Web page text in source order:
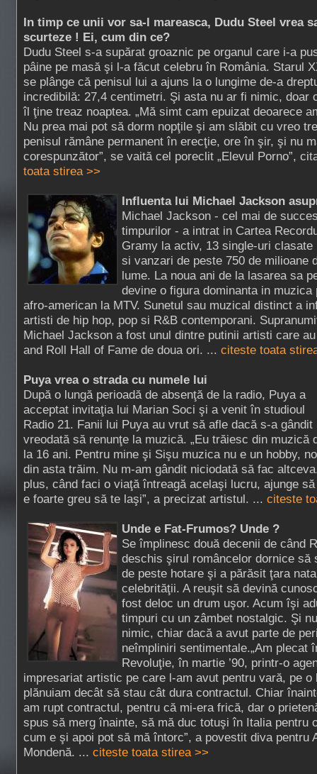
In timp ce unii vor sa-l mareasca, Dudu Steel vrea
scurteze ! Ei, cum din ce?
Dudu Steel s-a supărat groaznic pe organul care i-a
pâine pe masă şi l-a făcut celebru în România. Starul
se plânge că penisul lui a ajuns la o lungime de-a
incredibilă: 27,4 centimetri. Şi asta nu ar fi nimic, doar
îl ţine treaz noaptea. „Mă simt cam epuizat deoarece
Nu prea mai pot să dorm nopţile şi am slăbit cu vreo
penisul rămâne permanent în erecţie, ore în şir, şi nu
corespunzător”, se vaită cel poreclit „Elevul Porno”,
toata stirea >>
Influenta lui Michael Jackson
Michael Jackson - cel mai de
timpurilor - a intrat in Cartea
Gramy la activ, 13 single-uri
si vanzari de peste 750 de milioane
lume. La noua ani de la lasarea sa
devine o figura dominanta in
afro-american la MTV. Sunetul sau muzical distinct a
artisti de hip hop, pop si R&B contemporani.
Michael Jackson a fost unul dintre putinii artisti care
and Roll Hall of Fame de doua ori. ... citeste toata
Puya vrea o strada cu numele lui
După o lungă perioadă de absenţă de la radio, Puya a
acceptat invitaţia lui Marian Soci şi a venit în studioul
Radio 21. Fanii lui Puya au vrut să afle dacă s-a gândit
vreodată să renunţe la muzică. „Eu trăiesc din muzică
la 16 ani. Pentru mine şi Sişu muzica nu e un hobby,
din asta trăim. Nu m-am gândit niciodată să fac
plus, când faci o viaţă întreagă acelaşi lucru, ajunge
e foarte greu să te laşi”, a precizat artistul. ... citeste
Unde e Fat-Frumos? Unde ?
Se împlinesc două decenii de când
deschis şirul româncelor dornice să
de peste hotare şi a părăsit ţara
celebrităţii. A reuşit să devină
fost deloc un drum uşor. Acum îşi
timpuri cu un zâmbet nostalgic. Şi
nimic, chiar dacă a avut parte de
neîmpliniri sentimentale.„Am plecat
Revoluţie, în martie ’90, printr-o
impresariat artistic pe care l-am avut pentru vară, pe o
plănuiam decât să stau cât dura contractul. Chiar
am rupt contractul, pentru că mi-era frică, dar o
spus să merg înainte, să mă duc totuşi în Italia pentru
cum e şi apoi pot să mă întorc”, a povestit diva pentru
Mondenă. ... citeste toata stirea >>